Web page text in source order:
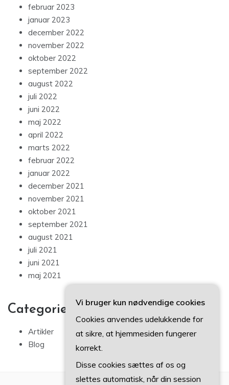
februar 2023
januar 2023
december 2022
november 2022
oktober 2022
september 2022
august 2022
juli 2022
juni 2022
maj 2022
april 2022
marts 2022
februar 2022
januar 2022
december 2021
november 2021
oktober 2021
september 2021
august 2021
juli 2021
juni 2021
maj 2021
Categories
Artikler
Blog
Vi bruger kun nødvendige cookies
Cookies anvendes udelukkende for
at sikre, at hjemmesiden fungerer
korrekt.
Disse cookies sættes af os og
slettes automatisk, når din session